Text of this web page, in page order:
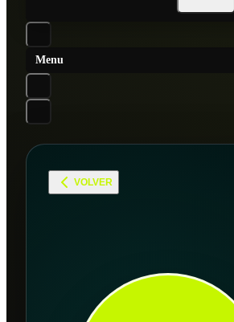
Menu
VOLVER